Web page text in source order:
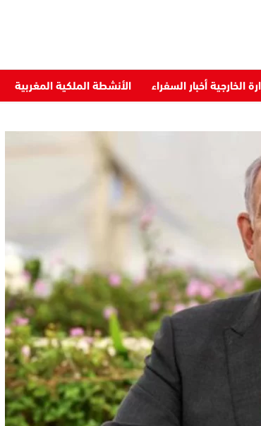
الخارجية أخبار السفراء الأنشطة الملكية المغربية